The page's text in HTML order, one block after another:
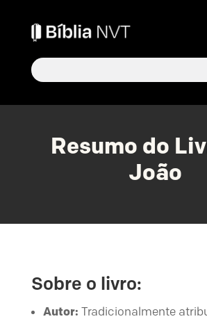
Resumo do
João
Sobre o livro:
Autor: Tradicionalmente